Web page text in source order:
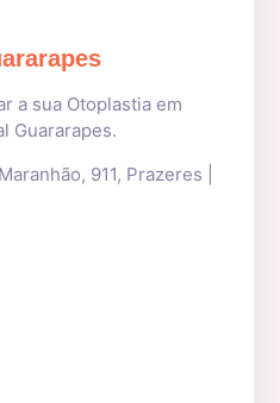
a sua Otoplastia em
Guararapes.
911, Prazeres |